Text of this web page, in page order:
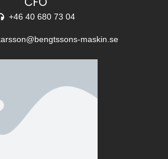
+46 40 680 73 04
maskin.se